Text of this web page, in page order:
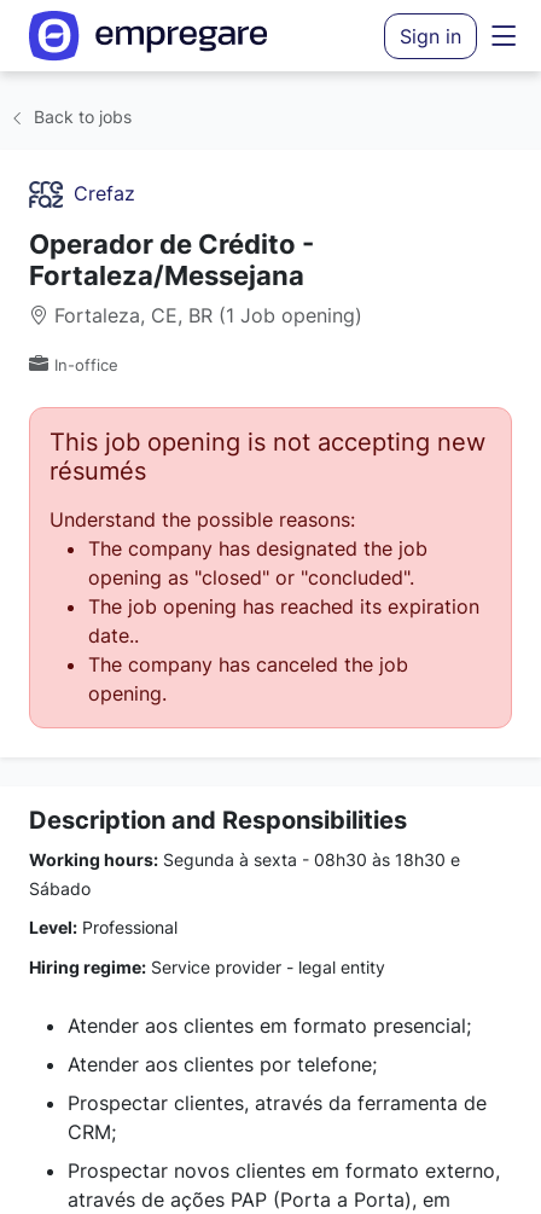
Sign in
Back to jobs
Crefaz
Operador de Crédito -
Fortaleza/Messejana
Fortaleza, CE, BR (1 Job opening)
In-office
This job opening is not accepting new
résumés
Understand the possible reasons:
The company has designated the job
opening as "closed" or "concluded".
The job opening has reached its expiration
date..
The company has canceled the job
opening.
Description and Responsibilities
Working hours: Segunda à sexta - 08h30 às 18h30 e
Sábado
Level: Professional
Hiring regime: Service provider - legal entity
Atender aos clientes em formato presencial;
Atender aos clientes por telefone;
Prospectar clientes, através da ferramenta de
CRM;
Prospectar novos clientes em formato externo,
através de ações PAP (Porta a Porta), em